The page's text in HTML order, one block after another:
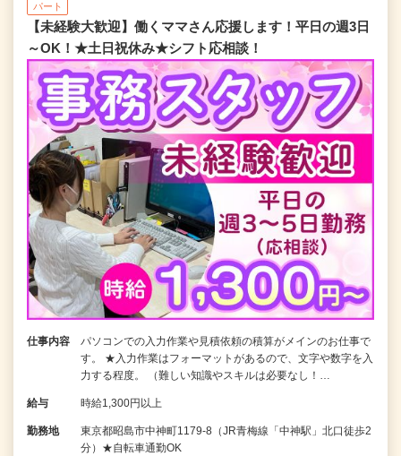
パート
【未経験大歓迎】働くママさん応援します！平日の週3日
～OK！★土日祝休み★シフト応相談！
仕事内容
パソコンでの入力作業や見積依頼の積算がメインのお仕事で
す。 ★入力作業はフォーマットがあるので、文字や数字を入
力する程度。 （難しい知識やスキルは必要なし！…
給与 時給1,300円以上
勤務地
東京都昭島市中神町1179-8（JR青梅線「中神駅」北口徒歩2
分）★自転車通勤OK